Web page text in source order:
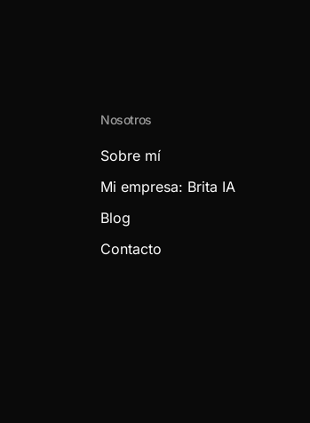
Nosotros
Sobre mí
Mi empresa: Brita IA
Blog
Contacto